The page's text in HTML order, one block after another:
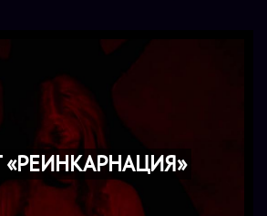
«РЕИНКАРНАЦИЯ»